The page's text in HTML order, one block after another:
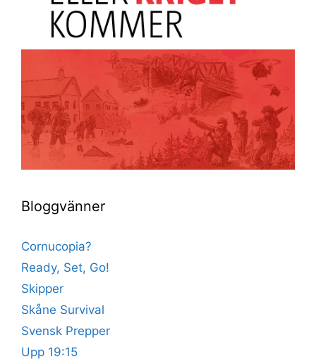
Bloggvänner
Cornucopia?
Ready, Set, Go!
Skipper
Skåne Survival
Svensk Prepper
Upp 19:15